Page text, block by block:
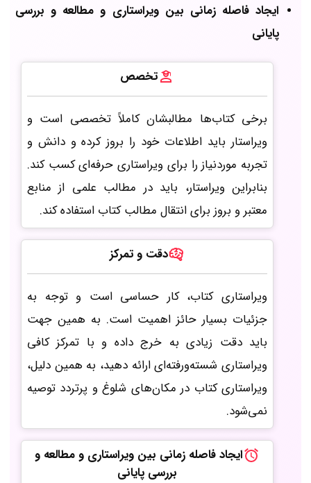
ایجاد فاصله زمانی بین ویراستاری و مطالعه و بررسی
پایانی
تخصص
برخی کتاب‌ها مطالبشان کاملاً تخصصی است و
ویراستار باید اطلاعات خود را بروز کرده و دانش و
تجربه موردنیاز را برای ویراستاری حرفه‌ای کسب کند.
بنابراین ویراستار، باید در مطالب علمی از منابع
معتبر و بروز برای انتقال مطالب کتاب استفاده کند.
دقت و تمرکز
ویراستاری کتاب، کار حساسی است و توجه به
جزئیات بسیار حائز اهمیت است. به همین جهت
باید دقت زیادی به خرج داده و با تمرکز کافی
ویراستاری شسته‌ورفته‌ای ارائه دهید، به همین دلیل،
ویراستاری کتاب در مکان‌های شلوغ و پرتردد توصیه
نمی‌شود.
ایجاد فاصله زمانی بین ویراستاری و مطالعه و
بررسی پایانی